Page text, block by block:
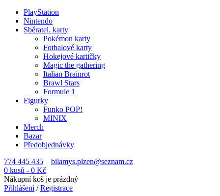
PlayStation
Nintendo
Sběratel. karty
Pokémon karty
Fotbalové karty
Hokejové kartičky
Magic the gathering
Italian Brainrot
Brawl Stars
Formule 1
Figurky
Funko POP!
MINIX
Merch
Bazar
Předobjednávky
774 445 435
bilamys.plzen@seznam.cz
0 kusů - 0 Kč
Nákupní koš je prázdný
Přihlášení/Registrace